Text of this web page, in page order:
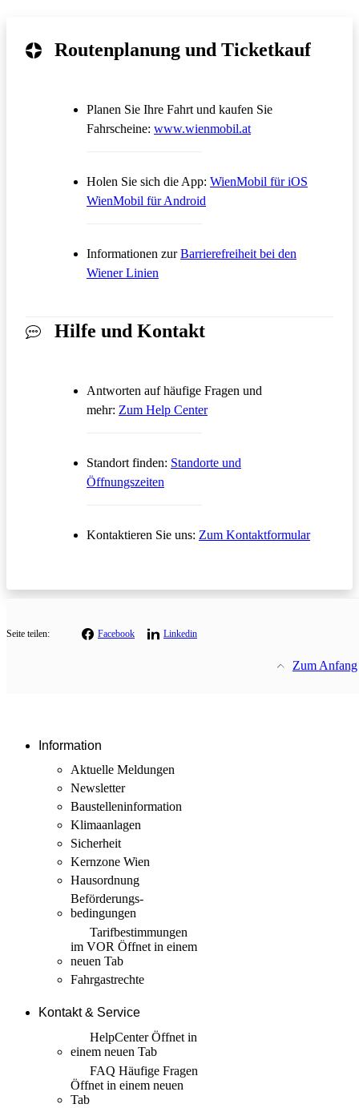
Routenplanung und Ticketkauf
Planen Sie Ihre Fahrt und kaufen Sie
Fahrscheine: www.wienmobil.atÖffnet in einem
Holen Sie sich die App: WienMobil für iOS
WienMobil für Android
Informationen zurBarrierefreiheit bei den
Wiener Linien
Hilfe und Kontakt
Antworten auf häufige Fragen und
mehr: Zum Help CenterÖffnet in einem neuen Tab
Standort finden: Standorte und
Öffnungszeiten
Kontaktieren Sie uns: Zum KontaktformularÖffnet in
Seite teilen: Facebook Linkedin
Zum Anfang
Information
Aktuelle Meldungen
Newsletter
Baustellen­information
Klimaanlagen
Sicherheit
Kernzone Wien
Hausordnung
Beförderungs­
bedingungen
Tarif­bestimmungen
im VOR Öffnet in einem
neuen Tab
Fahrgastrechte
Kontakt & Service
HelpCenterÖffnet in
einem neuen Tab
FAQ Häufige Fragen
Öffnet in einem neuen
Tab